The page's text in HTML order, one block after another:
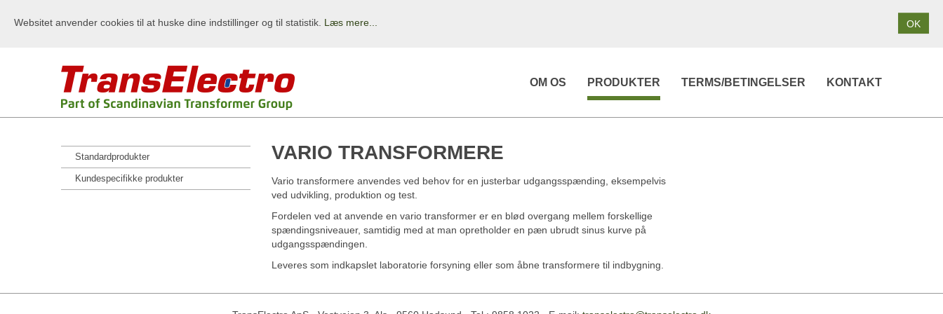
Websitet anvender cookies til at huske dine indstillinger og til statistik. Læs mere... OK
OM OS PRODUKTER TERMS/BETINGELSER KONTAKT
Standardprodukter
Kundespecifikke produkter
VARIO TRANSFORMERE
Vario transformere anvendes ved behov for en justerbar udgangsspænding, eksempelvis
ved udvikling, produktion og test.
Fordelen ved at anvende en vario transformer er en blød overgang mellem forskellige
spændingsniveauer, samtidig med at man opretholder en pæn ubrudt sinus kurve på
udgangsspændingen.
Leveres som indkapslet laboratorie forsyning eller som åbne transformere til indbygning.